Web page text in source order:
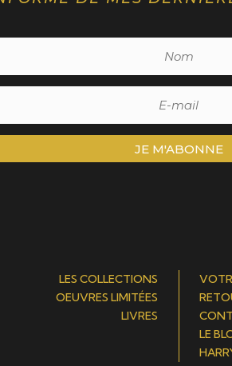
JE M'ABONNE
LES COLLECTIONS
OEUVRES LIMITÉES
LIVRES
LE